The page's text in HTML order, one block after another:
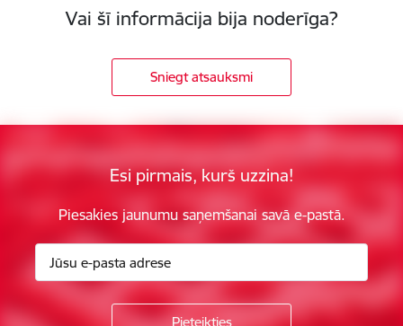
Vai šī informācija bija noderīga?
Sniegt atsauksmi
Esi pirmais, kurš uzzina!
Piesakies jaunumu saņemšanai savā e-pastā.